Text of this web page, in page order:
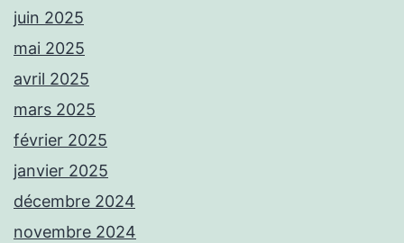
juin 2025
mai 2025
avril 2025
mars 2025
février 2025
janvier 2025
décembre 2024
novembre 2024